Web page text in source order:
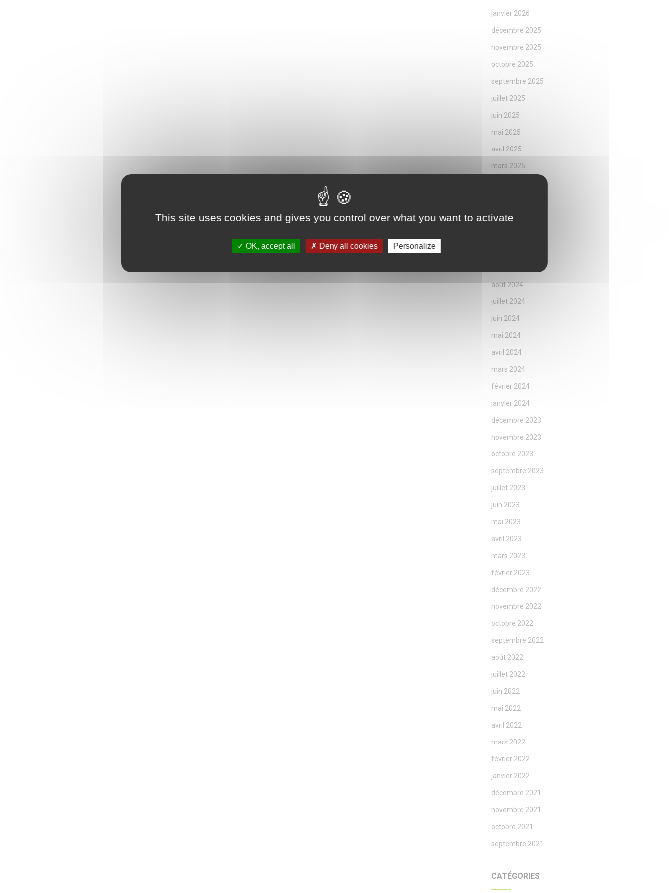
janvier 2026
décembre 2025
novembre 2025
octobre 2025
septembre 2025
juillet 2025
juin 2025
mai 2025
avril 2025
mars 2025
décembre 2024
août 2024
juillet 2024
juin 2024
mai 2024
avril 2024
mars 2024
février 2024
janvier 2024
décembre 2023
novembre 2023
octobre 2023
septembre 2023
juillet 2023
juin 2023
mai 2023
avril 2023
mars 2023
février 2023
décembre 2022
novembre 2022
octobre 2022
septembre 2022
août 2022
juillet 2022
juin 2022
mai 2022
avril 2022
mars 2022
février 2022
janvier 2022
décembre 2021
novembre 2021
octobre 2021
septembre 2021
CATÉGORIES
This site uses cookies and gives you control over what you want to activate
OK, accept all Deny all cookies Personalize